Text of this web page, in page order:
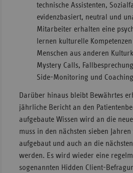
technische Assistenten,
evidenzbasiert, neutral und
Mitarbeiter erhalten eine
lernen kulturelle
Menschen aus anderen
Mystery Calls,
Side-Monitoring und
Darüber hinaus bleibt Bewährtes
jährliche Bericht an den
aufgebaute Wissen wird an die
muss in den nächsten sieben
aufgebaut und auch an die
werden. Es wird wieder eine
sogenannten Hidden Client-